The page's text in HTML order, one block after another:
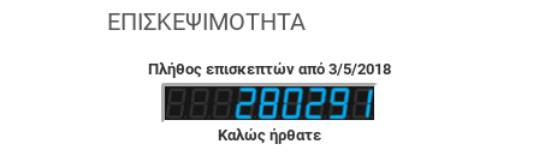
ΕΠΙΣΚΕΨΙΜΌΤΗΤΑ
Πλήθος επισκεπτών από 3/5/2018
Καλώς ήρθατε